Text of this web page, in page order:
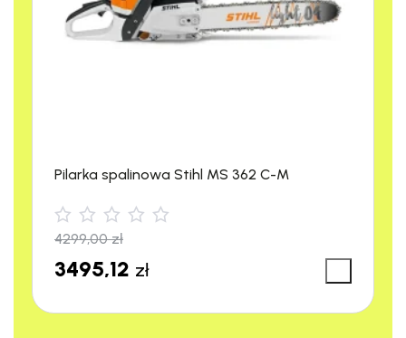
Pilarka spalinowa Stihl MS 362 C-M
4299,00zł
3495,12 zł